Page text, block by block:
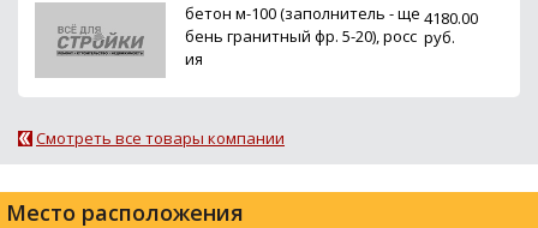
бетон м-100 (заполнитель - ще
бень гранитный фр. 5-20), росс
ия
4180.00
руб.
Смотреть все товары компании
Место расположения